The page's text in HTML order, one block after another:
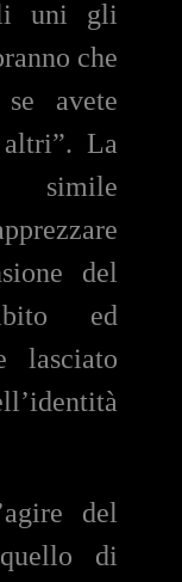
uni gli
che
avete
La
simile
del
ed
lasciato
del
di